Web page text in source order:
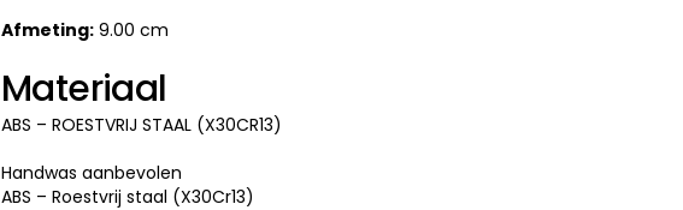
Afmeting: 9.00 cm
Materiaal
ABS – ROESTVRIJ STAAL (X30CR13)
Handwas aanbevolen
ABS – Roestvrij staal (X30Cr13)